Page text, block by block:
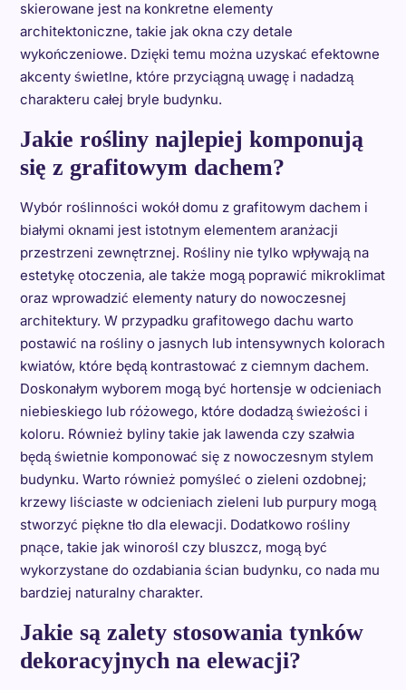
skierowane jest na konkretne elementy
architektoniczne, takie jak okna czy detale
wykończeniowe. Dzięki temu można uzyskać efektowne
akcenty świetlne, które przyciągną uwagę i nadadzą
charakteru całej bryle budynku.
Jakie rośliny najlepiej komponują
się z grafitowym dachem?
Wybór roślinności wokół domu z grafitowym dachem i
białymi oknami jest istotnym elementem aranżacji
przestrzeni zewnętrznej. Rośliny nie tylko wpływają na
estetykę otoczenia, ale także mogą poprawić mikroklimat
oraz wprowadzić elementy natury do nowoczesnej
architektury. W przypadku grafitowego dachu warto
postawić na rośliny o jasnych lub intensywnych kolorach
kwiatów, które będą kontrastować z ciemnym dachem.
Doskonałym wyborem mogą być hortensje w odcieniach
niebieskiego lub różowego, które dodadzą świeżości i
koloru. Również byliny takie jak lawenda czy szałwia
będą świetnie komponować się z nowoczesnym stylem
budynku. Warto również pomyśleć o zieleni ozdobnej;
krzewy liściaste w odcieniach zieleni lub purpury mogą
stworzyć piękne tło dla elewacji. Dodatkowo rośliny
pnące, takie jak winorośl czy bluszcz, mogą być
wykorzystane do ozdabiania ścian budynku, co nada mu
bardziej naturalny charakter.
Jakie są zalety stosowania tynków
dekoracyjnych na elewacji?